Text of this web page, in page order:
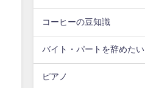
コーヒーの豆知識
バイト・パートを辞めたい
ピアノ